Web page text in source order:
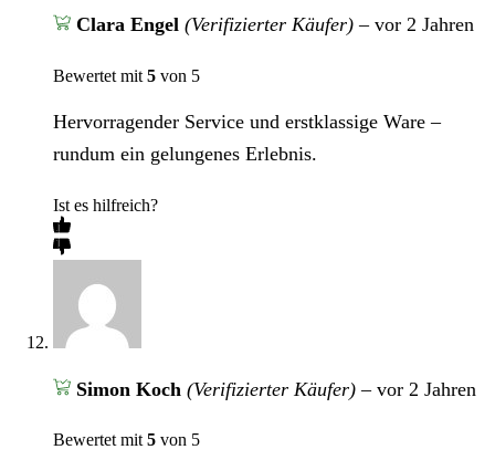
Clara Engel (Verifizierter Käufer) – vor 2 Jahren
Bewertet mit 5 von 5
Hervorragender Service und erstklassige Ware –
rundum ein gelungenes Erlebnis.
Ist es hilfreich?
Simon Koch (Verifizierter Käufer) – vor 2 Jahren
Bewertet mit5 von 5